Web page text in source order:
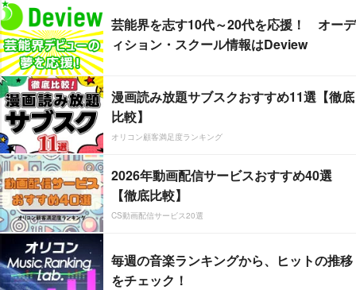
芸能界を志す10代～20代を応援！ オーデ
ィション・スクール情報はDeview
漫画読み放題サブスクおすすめ11選【徹底
比較】
オリコン顧客満足度ランキング
2026年動画配信サービスおすすめ40選
【徹底比較】
CS動画配信サービス20選
毎週の音楽ランキングから、ヒットの推移
をチェック！